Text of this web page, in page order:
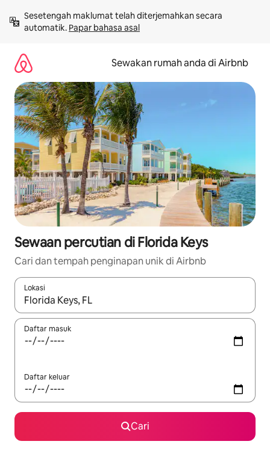
kandungan
Sesetengah maklumat telah diterjemahkan secara
automatik. Papar bahasa asal
Sewakan rumah anda di Airbnb
Sewaan percutian di Florida Keys
Cari dan tempah penginapan unik di Airbnb
Lokasi
Apabila hasil tersedia, navigasi dengan kekunci anak panah
Daftar masuk
Daftar keluar
Cari